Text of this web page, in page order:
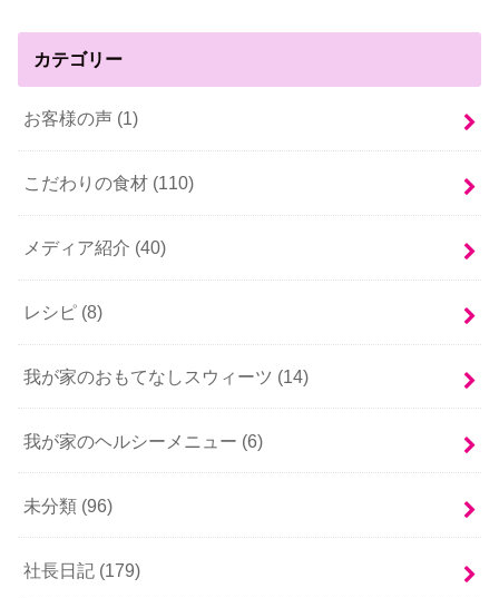
カテゴリー
お客様の声 (1)
こだわりの食材 (110)
メディア紹介 (40)
レシピ (8)
我が家のおもてなしスウィーツ (14)
我が家のヘルシーメニュー (6)
未分類 (96)
社長日記 (179)